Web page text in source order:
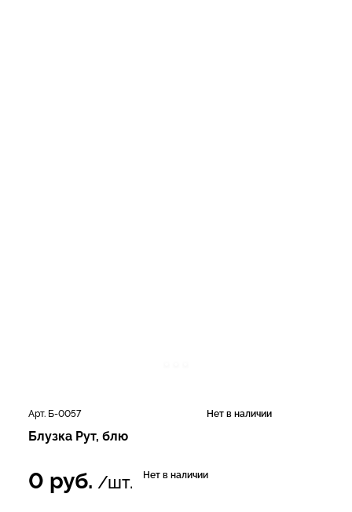
Арт. Б-0057 Нет в наличии
Блузка Рут, блю
0 руб. /шт. Нет в наличии